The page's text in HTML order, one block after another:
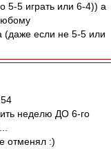
5-5 играть или 6-4)) а
(даже если не 5-5 или
неделю ДО 6-го
отменял :)